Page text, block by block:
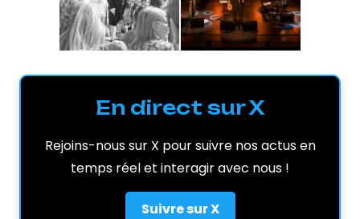
En direct sur X
Rejoins-nous sur X pour suivre nos actus en
temps réel et interagir avec nous !
Suivre sur X